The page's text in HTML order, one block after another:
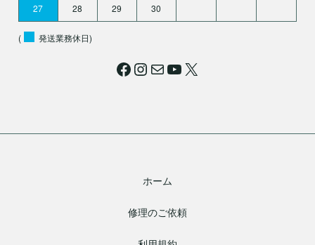
27 28 29 30
( 発送業務休日)
Facebook Instagram メールYouTube X
ホーム
修理のご依頼